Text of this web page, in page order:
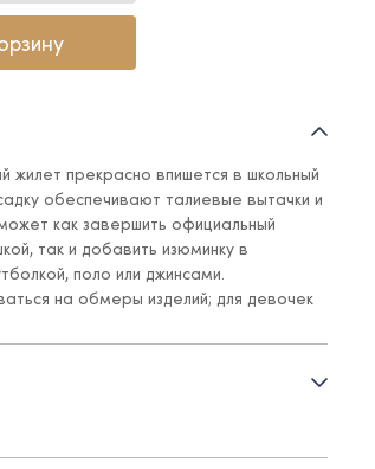
жилет прекрасно впишется в школьный
обеспечивают талиевые вытачки и
как завершить официальный
так и добавить изюминку в
поло или джинсами.
на обмеры изделий; для девочек